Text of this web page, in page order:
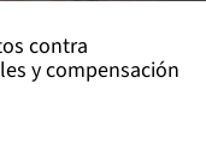
contra
y compensación